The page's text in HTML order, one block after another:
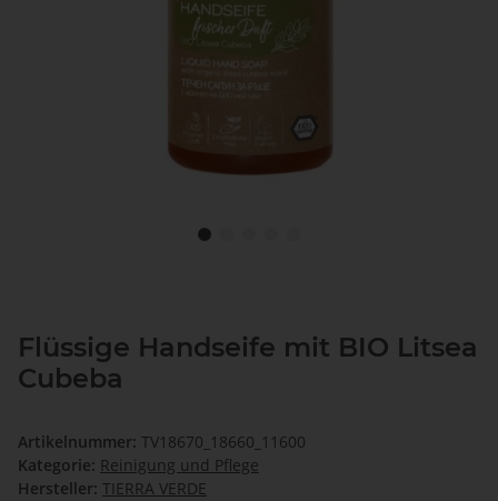
Flüssige Handseife mit BIO Litsea
Cubeba
Artikelnummer: TV18670_18660_11600
Kategorie: Reinigung und Pflege
Hersteller: TIERRA VERDE